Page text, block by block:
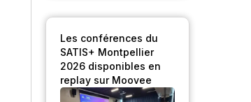
Les conférences du
SATIS+ Montpellier
2026 disponibles en
replay sur Moovee